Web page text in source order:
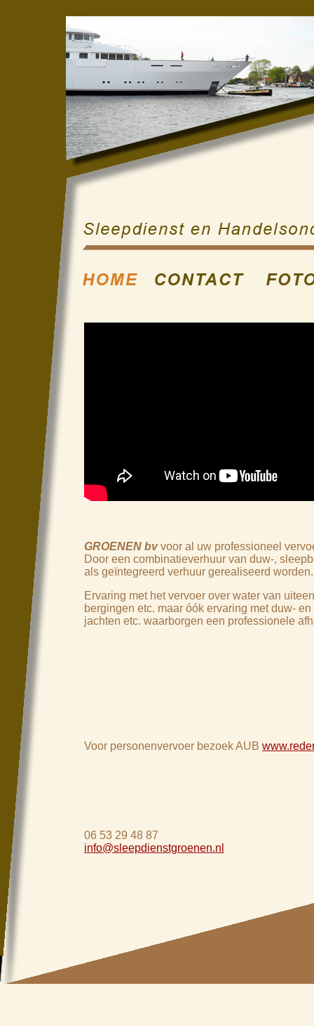
GROENEN bvvoor al uw professioneel
Door een combinatieverhuur van duw-,
als geïntegreerd verhuur gerealiseerd worden.
Ervaring met het vervoer over water van
bergingen etc. maar óók ervaring met duw-
jachten etc. waarborgen een professionele
Voor personenvervoer bezoek AUB
06 53 29 48 87
info@sleepdienstgroenen.nl